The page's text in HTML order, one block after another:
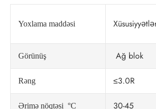
Yoxlama maddəsi
Görünüş Ağ blok
Rəng ≤3.0R
Ərimə nöqtəsi °C 30-45